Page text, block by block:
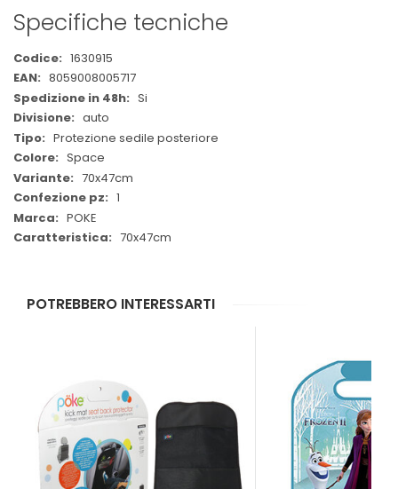
Specifiche tecniche
Maggiori
Informazioni
1630915
8059008005717
Si
auto
Protezione sedile posteriore
Space
70x47cm
1
POKE
70x47cm
POTREBBERO INTERESSARTI